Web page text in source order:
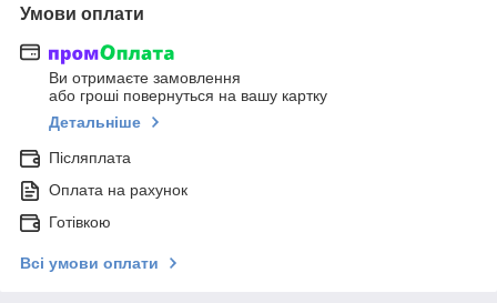
Умови оплати
Ви отримаєте замовлення
або гроші повернуться на вашу картку
Детальніше
Післяплата
Оплата на рахунок
Готівкою
Всі умови оплати